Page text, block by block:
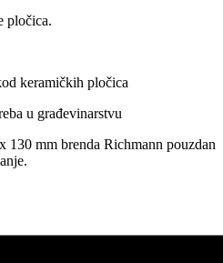
pločica.
keramičkih pločica
u građevinarstvu
130 mm brenda Richmann pouzdan